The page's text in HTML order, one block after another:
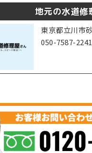
地元の水道修
東京都立川市
050-7587-2241